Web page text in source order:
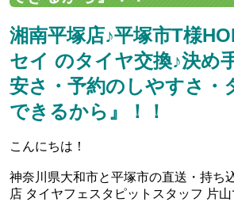
湘南平塚店♪平塚市T様
セイ のタイヤ交換♪決め
安さ・予約のしやすさ・
できるから』！！
こんにちは！
神奈川県大和市と平塚市の直送・‪‎持ち
店‬ タイヤフェスタピットスタッフ 片